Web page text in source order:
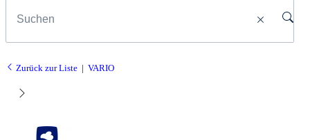
Zurück zur Liste VARIO